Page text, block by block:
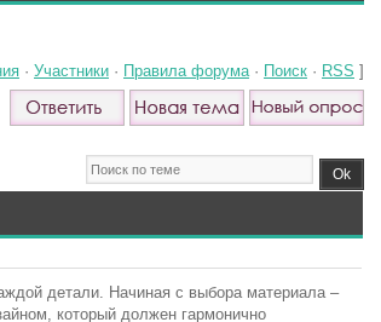
· Участники · Правила форума· Поиск · RSS ]
детали. Начиная с выбора материала –
который должен гармонично